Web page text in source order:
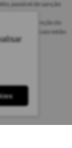
passível de sanção
no site em função da
comerciais estão